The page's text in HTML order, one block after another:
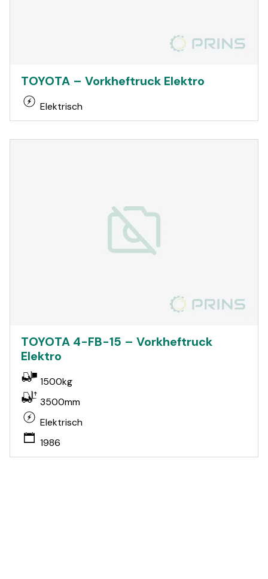
TOYOTA – Vorkheftruck Elektro
Elektrisch
TOYOTA 4-FB-15 – Vorkheftruck
Elektro
1500kg
3500mm
Elektrisch
1986